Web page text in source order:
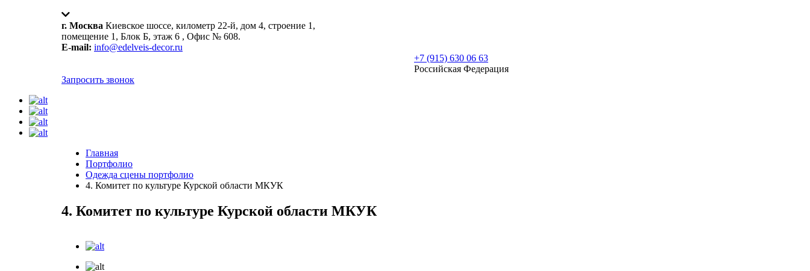
г. Москва Киевское шоссе, километр 22-й, дом 4, строение 1,
помещение 1, Блок Б, этаж 6 , Офис № 608.
E-mail: info@edelveis-decor.ru
+7 (915) 630 06 63
Российская Федерация
Запросить звонок
Главная
Портфолио
Одежда сцены портфолио
4. Комитет по культуре Курской области МКУК
4. Комитет по культуре Курской области МКУК